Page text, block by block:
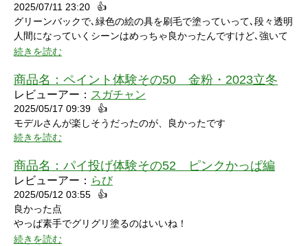
2025/07/11 23:20
👍
グリーンバックで､緑色の絵の具を刷毛で塗っていって､段々透明
人間になっていくシーンはめっちゃ良かったんですけど､強いて
言うなら､上半身だけで無くて､全身も透明になる所も見てみたい
続きを読む
商品名： ペイント体験その50 金粉・2023立冬
レビューアー： スガチャン
2025/05/17 09:39
👍
モデルさんが楽しそうだったのが、良かったです
続きを読む
商品名： パイ投げ体験その52 ピンクかっぱ編
レビューアー： らび
2025/05/12 03:55
👍
良かった点
やっぱ素手でグリグリ塗るのはいいね！
特に21分の途中からとてもいい感じ！
続きを読む